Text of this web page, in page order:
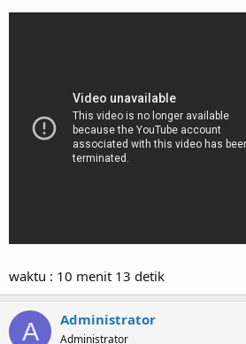
waktu : 10 menit 13 detik
A Administrator
Administrator